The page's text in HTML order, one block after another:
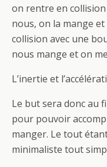
on rentre en
nous, on la mange
collision avec une
nous mange et on
L’inertie et
Le but sera donc au
pour pouvoir
manger. Le tout
minimaliste tout